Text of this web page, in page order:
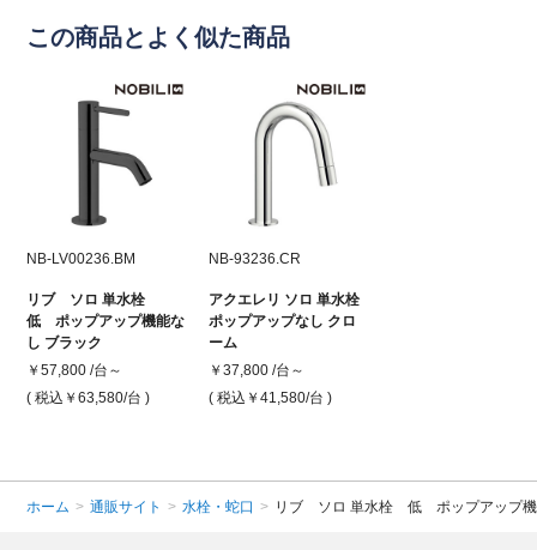
この商品とよく似た商品
NB-LV00236.BM
リブ ソロ 単水栓
低 ポップアップ機能な
し ブラック
￥57,800 /台～
( 税込￥63,580/台 )
NB-93236.CR
アクエレリ ソロ 単水栓
ポップアップなし クロ
ーム
￥37,800 /台～
( 税込￥41,580/台 )
ホーム > 通販サイト > 水栓・蛇口 > リブ ソロ 単水栓 低 ポップアップ機